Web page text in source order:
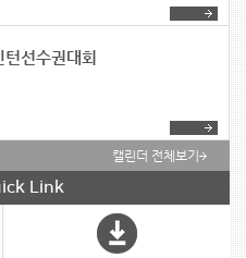
선수권대회
캘린더 전체보기
Link